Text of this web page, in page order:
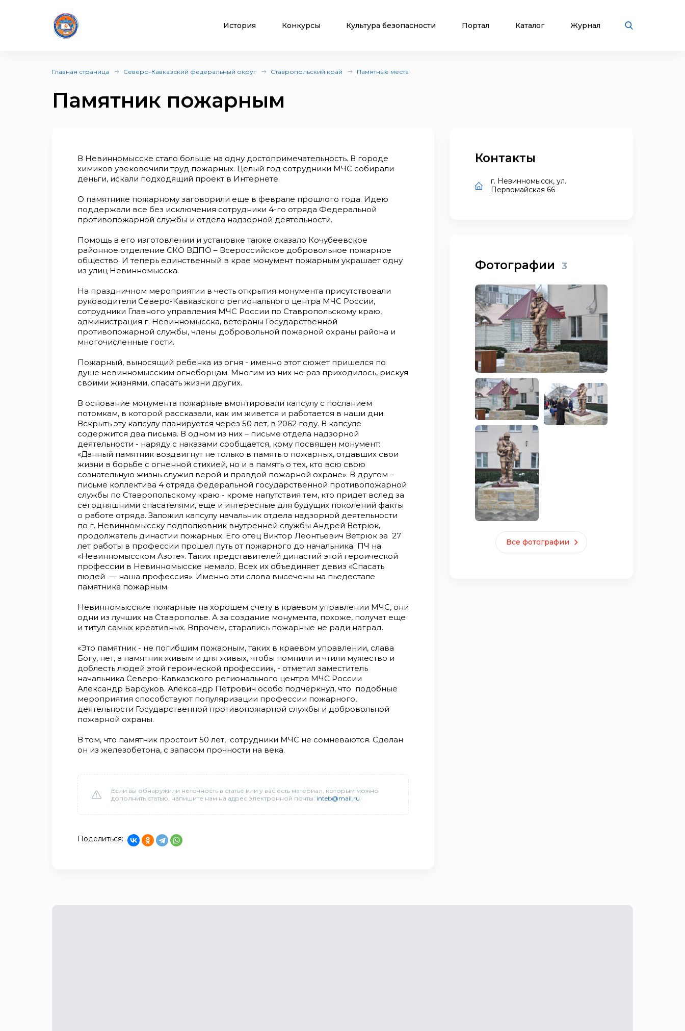
История Конкурсы Культура безопасности Портал Каталог Журнал
Главная страница Северо-Кавказский федеральный округ Ставропольский край Памятные места
Памятник пожарным
В Невинномысске стало больше на одну достопримечательность. В городе
химиков увековечили труд пожарных. Целый год сотрудники МЧС собирали
деньги, искали подходящий проект в Интернете.
О памятнике пожарному заговорили еще в феврале прошлого года. Идею
поддержали все без исключения сотрудники 4-го отряда Федеральной
противопожарной службы и отдела надзорной деятельности.
Помощь в его изготовлении и установке также оказало Кочубеевское
районное отделение СКО ВДПО – Всероссийское добровольное пожарное
общество. И теперь единственный в крае монумент пожарным украшает одну
из улиц Невинномысска.
На праздничном мероприятии в честь открытия монумента присутствовали
руководители Северо-Кавказского регионального центра МЧС России,
сотрудники Главного управления МЧС России по Ставропольскому краю,
администрация г. Невинномысска, ветераны Государственной
противопожарной службы, члены добровольной пожарной охраны района и
многочисленные гости.
Пожарный, выносящий ребенка из огня - именно этот сюжет пришелся по
душе невинномысским огнеборцам. Многим из них не раз приходилось, рискуя
своими жизнями, спасать жизни других.
В основание монумента пожарные вмонтировали капсулу с посланием
потомкам, в которой рассказали, как им живется и работается в наши дни.
Вскрыть эту капсулу планируется через 50 лет, в 2062 году. В капсуле
содержится два письма. В одном из них – письме отдела надзорной
деятельности - наряду с наказами сообщается, кому посвящен монумент:
«Данный памятник воздвигнут не только в память о пожарных, отдавших свои
жизни в борьбе с огненной стихией, но и в память о тех, кто всю свою
сознательную жизнь служил верой и правдой пожарной охране». В другом –
письме коллектива 4 отряда федеральной государственной противопожарной
службы по Ставропольскому краю - кроме напутствия тем, кто придет вслед за
сегодняшними спасателями, еще и интересные для будущих поколений факты
о работе отряда. Заложил капсулу начальник отдела надзорной деятельности
по г. Невинномысску подполковник внутренней службы Андрей Ветрюк,
продолжатель династии пожарных. Его отец Виктор Леонтьевич Ветрюк за 27
лет работы в профессии прошел путь от пожарного до начальника ПЧ на
«Невинномысском Азоте». Таких представителей династий этой героической
профессии в Невинномысске немало. Всех их объединяет девиз «Спасать
людей — наша профессия». Именно эти слова высечены на пьедестале
памятника пожарным.
Невинномысские пожарные на хорошем счету в краевом управлении МЧС, они
одни из лучших на Ставрополье. А за создание монумента, похоже, получат еще
и титул самых креативных. Впрочем, старались пожарные не ради наград.
«Это памятник - не погибшим пожарным, таких в краевом управлении, слава
Богу, нет, а памятник живым и для живых, чтобы помнили и чтили мужество и
доблесть людей этой героической профессии», - отметил заместитель
начальника Северо-Кавказского регионального центра МЧС России
Александр Барсуков. Александр Петрович особо подчеркнул, что подобные
мероприятия способствуют популяризации профессии пожарного,
деятельности Государственной противопожарной службы и добровольной
пожарной охраны.
В том, что памятник простоит 50 лет, сотрудники МЧС не сомневаются. Сделан
он из железобетона, с запасом прочности на века.
Если вы обнаружили неточность в статье или у вас есть материал, которым можно
дополнить статью, напишите нам на адрес электронной почты: inteb@mail.ru
Поделиться:
Контакты
г. Невинномысск, ул.
Первомайская 66
Фотографии 3
Все фотографии